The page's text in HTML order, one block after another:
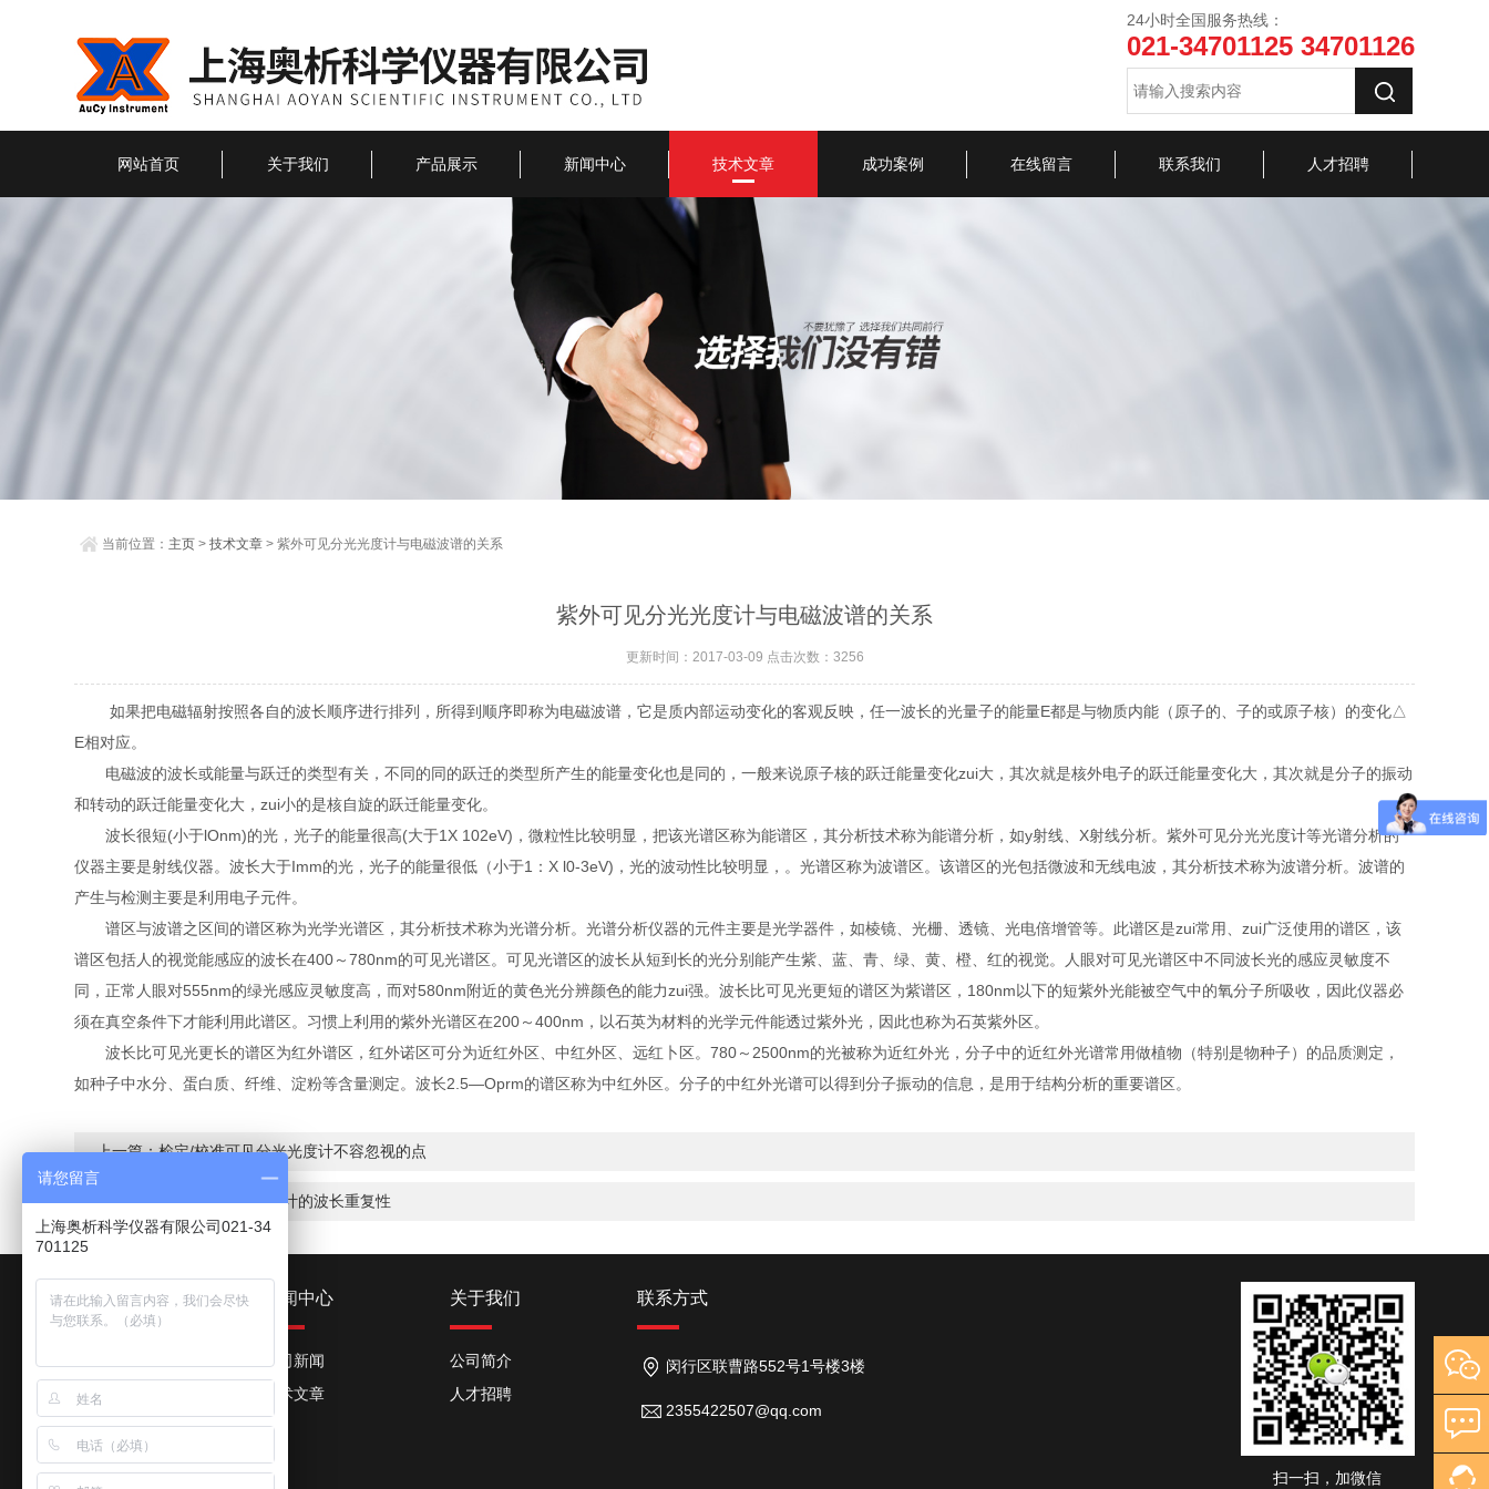
24小时全国服务热线：
021-34701125 34701126
网站首页 关于我们 产品展示 新闻中心 技术文章 成功案例 在线留言 联系我们 人才招聘
当前位置： 主页 >技术文章 > 紫外可见分光光度计与电磁波谱的关系
紫外可见分光光度计与电磁波谱的关系
更新时间：2017-03-09 点击次数：3256
如果把电磁辐射按照各自的波长顺序进行排列，所得到顺序即称为电磁波谱，它是质内部运动变化的客观反映，任一波长的光量子的能量E都是与物质内能（原子的、子的或原子核）的变化△
E相对应。
电磁波的波长或能量与跃迁的类型有关，不同的同的跃迁的类型所产生的能量变化也是同的，一般来说原子核的跃迁能量变化zui大，其次就是核外电子的跃迁能量变化大，其次就是分子的振动
和转动的跃迁能量变化大，zui小的是核自旋的跃迁能量变化。
波长很短(小于lOnm)的光，光子的能量很高(大于1X 102eV)，微粒性比较明显，把该光谱区称为能谱区，其分析技术称为能谱分析，如y射线、X射线分析。紫外可见分光光度计等光谱分析的
仪器主要是射线仪器。波长大于Imm的光，光子的能量很低（小于1：X l0-3eV)，光的波动性比较明显，。光谱区称为波谱区。该谱区的光包括微波和无线电波，其分析技术称为波谱分析。波谱的
产生与检测主要是利用电子元件。
谱区与波谱之区间的谱区称为光学光谱区，其分析技术称为光谱分析。光谱分析仪器的元件主要是光学器件，如棱镜、光栅、透镜、光电倍增管等。此谱区是zui常用、zui广泛使用的谱区，该
谱区包括人的视觉能感应的波长在400～780nm的可见光谱区。可见光谱区的波长从短到长的光分别能产生紫、蓝、青、绿、黄、橙、红的视觉。人眼对可见光谱区中不同波长光的感应灵敏度不
同，正常人眼对555nm的绿光感应灵敏度高，而对580nm附近的黄色光分辨颜色的能力zui强。波长比可见光更短的谱区为紫谱区，180nm以下的短紫外光能被空气中的氧分子所吸收，因此仪器必
须在真空条件下才能利用此谱区。习惯上利用的紫外光谱区在200～400nm，以石英为材料的光学元件能透过紫外光，因此也称为石英紫外区。
波长比可见光更长的谱区为红外谱区，红外诺区可分为近红外区、中红外区、远红卜区。780～2500nm的光被称为近红外光，分子中的近红外光谱常用做植物（特别是物种子）的品质测定，
如种子中水分、蛋白质、纤维、淀粉等含量测定。波长2.5—Oprm的谱区称为中红外区。分子的中红外光谱可以得到分子振动的信息，是用于结构分析的重要谱区。
上一篇：检定/校准可见分光光度计不容忽视的点
下一篇：紫外可见分光光度计的波长重复性
产品中心
火焰光度计
荧光分光光度计
原子吸收分光光度计
新闻中心
公司新闻
技术文章
关于我们
公司简介
人才招聘
联系方式
闵行区联曹路552号1号楼3楼
2355422507@qq.com
扫一扫，加微信
请您留言
上海奥析科学仪器有限公司021-34
701125